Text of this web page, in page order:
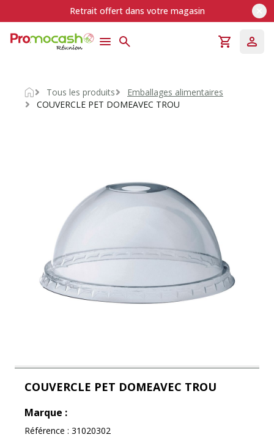
Retrait offert dans votre magasin
Accueil
Tous les produits
Emballages alimentaires
COUVERCLE PET DOMEAVEC TROU
COUVERCLE PET DOMEAVEC TROU
Marque :
Référence : 31020302